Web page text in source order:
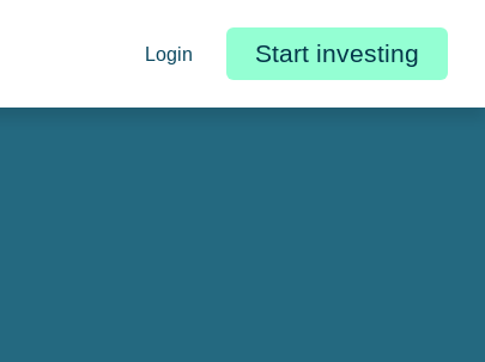
Login Start investing